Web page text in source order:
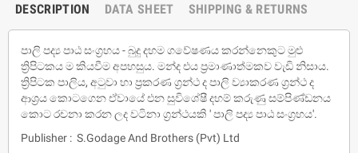
DESCRIPTION DATA SHEET SHIPPING & RETURNS
පාලි පද්‍ය පාඨ සංග්‍රහය - බුදු දහම ගවේෂණය කරන්නෙකුට මුළු
ත්‍රිපිටකය ම කියවීම අපහසුය. මන්ද එය ප්‍රමාණාත්මකව වැඩි නිසාය.
ත්‍රිපිටක පාලිය, අටුවා හා ප්‍රකරණ ග්‍රන්ථ ද පාලි ව්‍යාකරණ ග්‍රන්ථ ද
ආශ්‍රය කොටගෙන ඒවායේ එන සුවිශේෂී දහම් කරුණු සම්පිණ්ඩනය
කොට රචනා කරන ලද වටිනා ග්‍රන්ථයකි ' පාලි පද්‍ය පාඨ සංග්‍රහය'.
Publisher : S.Godage And Brothers (Pvt) Ltd